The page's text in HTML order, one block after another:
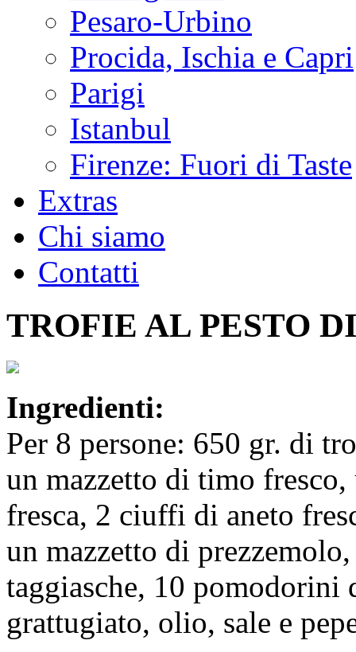
Pesaro-Urbino
Procida, Ischia e Capri
Parigi
Istanbul
Firenze: Fuori di Taste
Extras
Chi siamo
Contatti
TROFIE AL PESTO
Ingredienti:
Per 8 persone: 650 gr. di
un mazzetto di timo
fresca, 2 ciuffi di aneto
un mazzetto di
taggiasche, 10
grattugiato, olio, sale e